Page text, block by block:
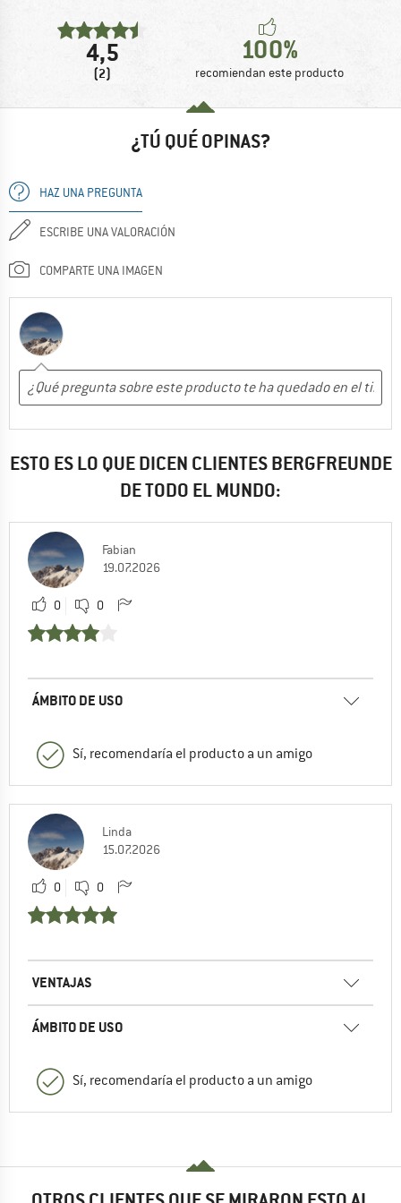
4,5
(2)
100%
recomiendan este producto
¿TÚ QUÉ OPINAS?
HAZ UNA PREGUNTA
ESCRIBE UNA VALORACIÓN
COMPARTE UNA IMAGEN
ESTO ES LO QUE DICEN CLIENTES BERGFREUNDE
DE TODO EL MUNDO:
Fabian
19.07.2026
0 0
ÁMBITO DE USO
Sí, recomendaría el producto a un amigo
Linda
15.07.2026
0 0
VENTAJAS
ÁMBITO DE USO
Sí, recomendaría el producto a un amigo